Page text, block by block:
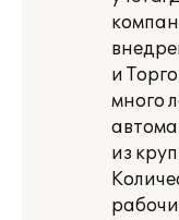
и
много
из